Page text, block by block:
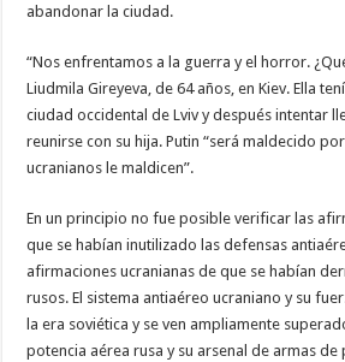
abandonar la ciudad.
“Nos enfrentamos a la guerra y el horror.
Liudmila Gireyeva, de 64 años, en Kiev. Ella
ciudad occidental de Lviv y después intentar
reunirse con su hija. Putin “será maldecido
ucranianos le maldicen”.
En un principio no fue posible verificar las
que se habían inutilizado las defensas
afirmaciones ucranianas de que se habían
rusos. El sistema antiaéreo ucraniano y su
la era soviética y se ven ampliamente
potencia aérea rusa y su arsenal de armas